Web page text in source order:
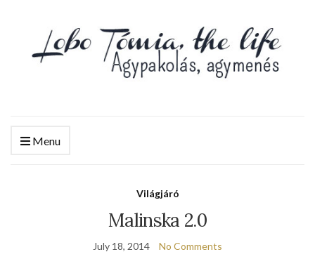
Menu
Világjáró
Malinska 2.0
July 18, 2014 No Comments